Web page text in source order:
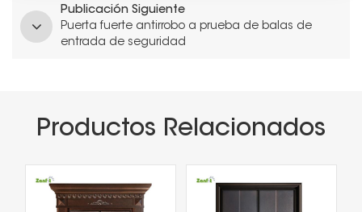
Publicación Siguiente
Puerta fuerte antirrobo a prueba de balas de
entrada de seguridad
Productos Relacionados